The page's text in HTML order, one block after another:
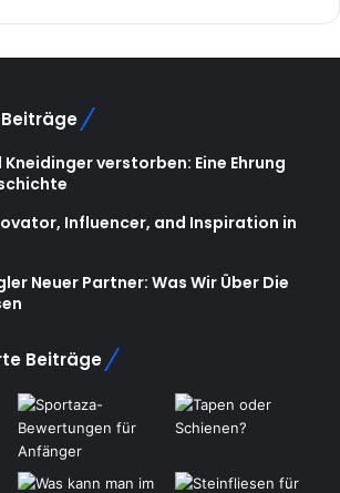
verstorben: Eine Ehrung
Influencer, and Inspiration in
Neuer Partner: Was Wir Über Die
Beiträge